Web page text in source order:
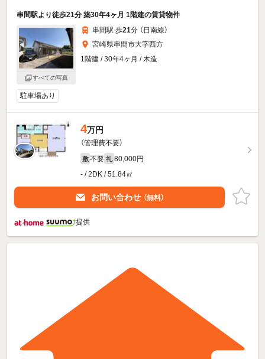
串間駅より徒歩21分 築30年4ヶ月 1階建の賃貸物件
すべての写真
串間駅 歩21分 （日南線）
宮崎県串間市大字西方
1階建 / 30年4ヶ月 / 木造
駐車場あり
4万円
（管理費不要）
敷 不要 礼 80,000円
- / 2DK / 51.84㎡
お問い合わせ （無料）
提供